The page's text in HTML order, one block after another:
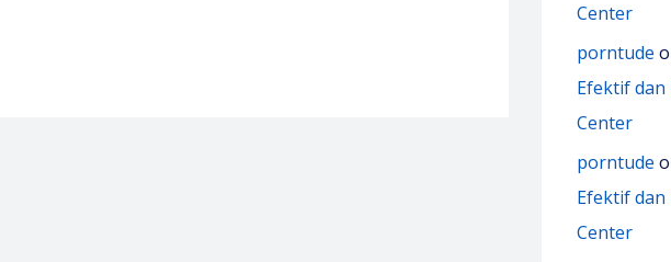
Center
porntude
Efektif dan
Center
porntude
Efektif dan
Center